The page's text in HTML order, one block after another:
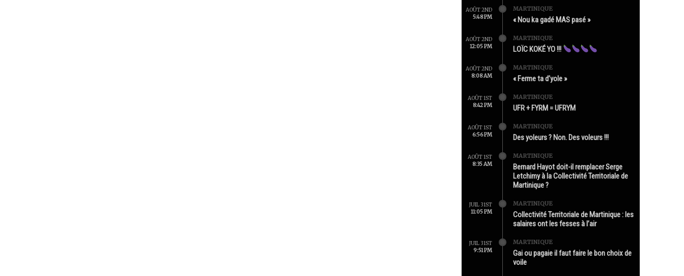
AOÛT 2ND
5:48 PM
MARTINIQUE
« Nou ka gadé MAS pasé »
AOÛT 2ND
12:05 PM
MARTINIQUE
LOÏC KOKÉ YO !!!
AOÛT 2ND
8:08 AM
MARTINIQUE
« Ferme ta d’yole »
AOÛT 1ST
8:42 PM
MARTINIQUE
UFR + FYRM = UFRYM
AOÛT 1ST
6:56 PM
MARTINIQUE
Des yoleurs ? Non. Des voleurs !!!
AOÛT 1ST
8:35 AM
MARTINIQUE
Bernard Hayot doit-il remplacer Serge
Letchimy à la Collectivité Territoriale de
Martinique ?
JUIL 31ST
11:05 PM
MARTINIQUE
Collectivité Territoriale de Martinique : les
salaires ont les fesses à l’air
JUIL 31ST
9:51 PM
MARTINIQUE
Gai ou pagaie il faut faire le bon choix de
voile